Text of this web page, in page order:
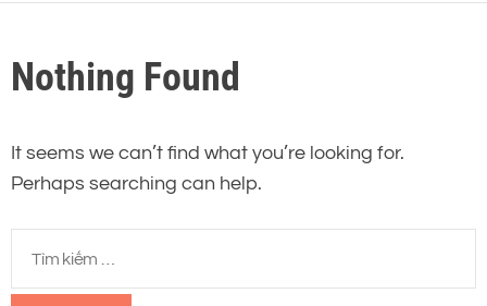
Nothing Found
It seems we can’t find what you’re looking for.
Perhaps searching can help.
m